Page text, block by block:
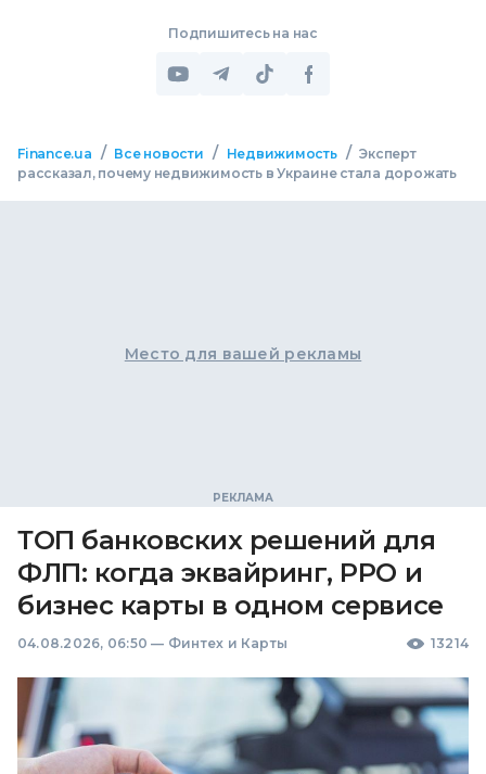
Подпишитесь на нас
Finance.ua / Все новости / Недвижимость / Эксперт
рассказал, почему недвижимость в Украине стала дорожать
Место для вашей рекламы
ТОП банковских решений для
ФЛП: когда эквайринг, РРО и
бизнес карты в одном сервисе
04.08.2026, 06:50 — Финтех и Карты 13214